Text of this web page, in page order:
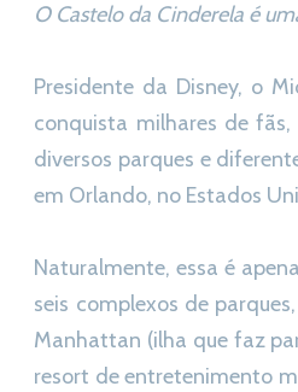
O Castelo da Cinderela é
Presidente da Disney, o
conquista milhares de
diversos parques e
em Orlando, no Estados
Naturalmente, essa é
seis complexos de
Manhattan (ilha que faz
resort de entretenimento